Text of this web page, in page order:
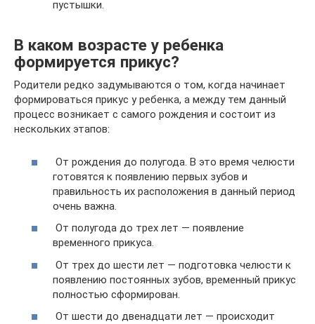
пустышки.
В каком возрасте у ребенка
формируется прикус?
Родители редко задумываются о том, когда начинает
формироваться прикус у ребенка, а между тем данный
процесс возникает с самого рождения и состоит из
нескольких этапов:
От рождения до полугода. В это время челюсти
готовятся к появлению первых зубов и
правильность их расположения в данный период
очень важна.
От полугода до трех лет — появление
временного прикуса.
От трех до шести лет — подготовка челюсти к
появлению постоянных зубов, временный прикус
полностью сформирован.
От шести до двенадцати лет — происходит